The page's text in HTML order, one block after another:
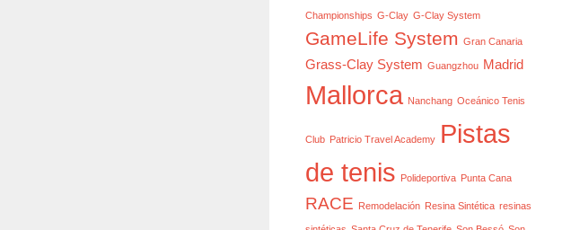
Championships G-Clay G-Clay System
GameLife System Gran Canaria
Grass-Clay System Guangzhou Madrid
Mallorca Nanchang Oceánico Tenis
Club Patricio Travel Academy Pistas
de tenis Polideportiva Punta Cana
RACE Remodelación Resina Sintética resinas